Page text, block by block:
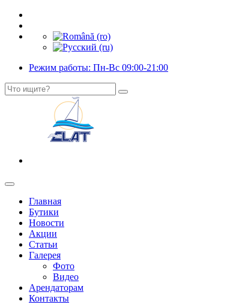
Режим работы: Пн-Вс 09:00-21:00
Главная
Бутики
Новости
Акции
Статьи
Галерея
Фото
Видео
Арендаторам
Контакты